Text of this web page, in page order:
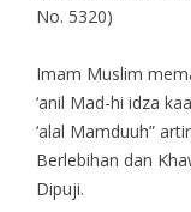
No. 5320)
Imam Muslim
‘anil Mad-hi idza
‘alal Mamduuh”
Berlebihan dan
Dipuji.